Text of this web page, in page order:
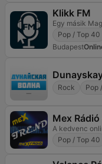
Klikk FM
Egy másik
Pop / Top 40
Budapest
Rock Pop
Mex
A kedvenc
Pop / Top 40